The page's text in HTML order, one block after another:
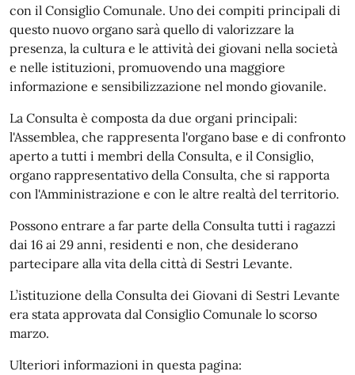
con il Consiglio Comunale. Uno dei compiti principali di
questo nuovo organo sarà quello di valorizzare la
presenza, la cultura e le attività dei giovani nella società
e nelle istituzioni, promuovendo una maggiore
informazione e sensibilizzazione nel mondo giovanile.
La Consulta è composta da due organi principali:
l'Assemblea, che rappresenta l'organo base e di confronto
aperto a tutti i membri della Consulta, e il Consiglio,
organo rappresentativo della Consulta, che si rapporta
con l'Amministrazione e con le altre realtà del territorio.
Possono entrare a far parte della Consulta tutti i ragazzi
dai 16 ai 29 anni, residenti e non, che desiderano
partecipare alla vita della città di Sestri Levante.
L’istituzione della Consulta dei Giovani di Sestri Levante
era stata approvata dal Consiglio Comunale lo scorso
marzo.
Ulteriori informazioni in questa pagina: